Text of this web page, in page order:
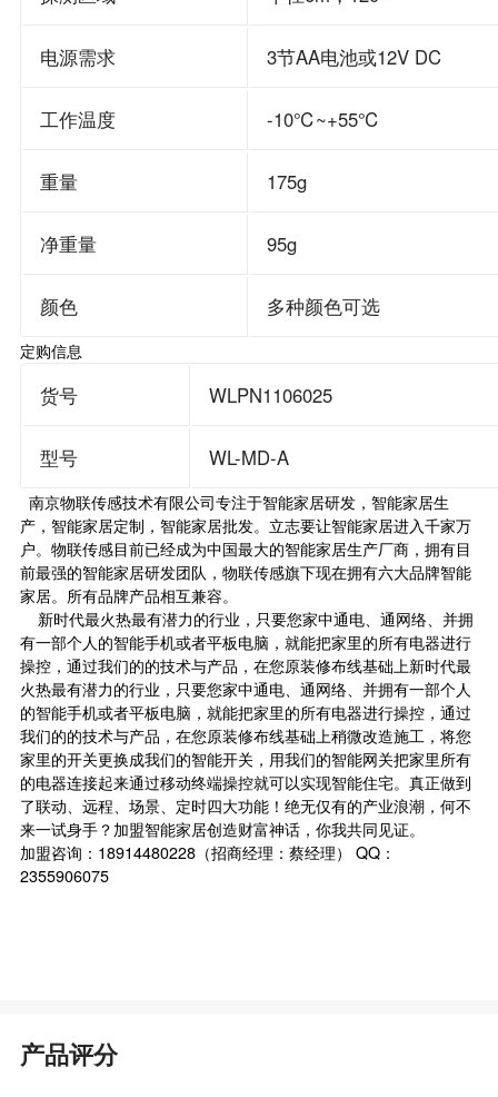
电源需求 3节AA电池或12V DC
工作温度 -10℃~+55℃
重量 175g
净重量 95g
颜色 多种颜色可选
定购信息
货号 WLPN1106025
型号 WL-MD-A
南京物联传感技术有限公司专注于智能家居研发，智能家居生
产，智能家居定制，智能家居批发。立志要让智能家居进入千家万
户。物联传感目前已经成为中国最大的智能家居生产厂商，拥有目
前最强的智能家居研发团队，物联传感旗下现在拥有六大品牌智能
家居。所有品牌产品相互兼容。
新时代最火热最有潜力的行业，只要您家中通电、通网络、并拥
有一部个人的智能手机或者平板电脑，就能把家里的所有电器进行
操控，通过我们的的技术与产品，在您原装修布线基础上新时代最
火热最有潜力的行业，只要您家中通电、通网络、并拥有一部个人
的智能手机或者平板电脑，就能把家里的所有电器进行操控，通过
我们的的技术与产品，在您原装修布线基础上稍微改造施工，将您
家里的开关更换成我们的智能开关，用我们的智能网关把家里所有
的电器连接起来通过移动终端操控就可以实现智能住宅。真正做到
了联动、远程、场景、定时四大功能！绝无仅有的产业浪潮，何不
来一试身手？加盟智能家居创造财富神话，你我共同见证。
加盟咨询：18914480228（招商经理：蔡经理） QQ：
2355906075
产品评分